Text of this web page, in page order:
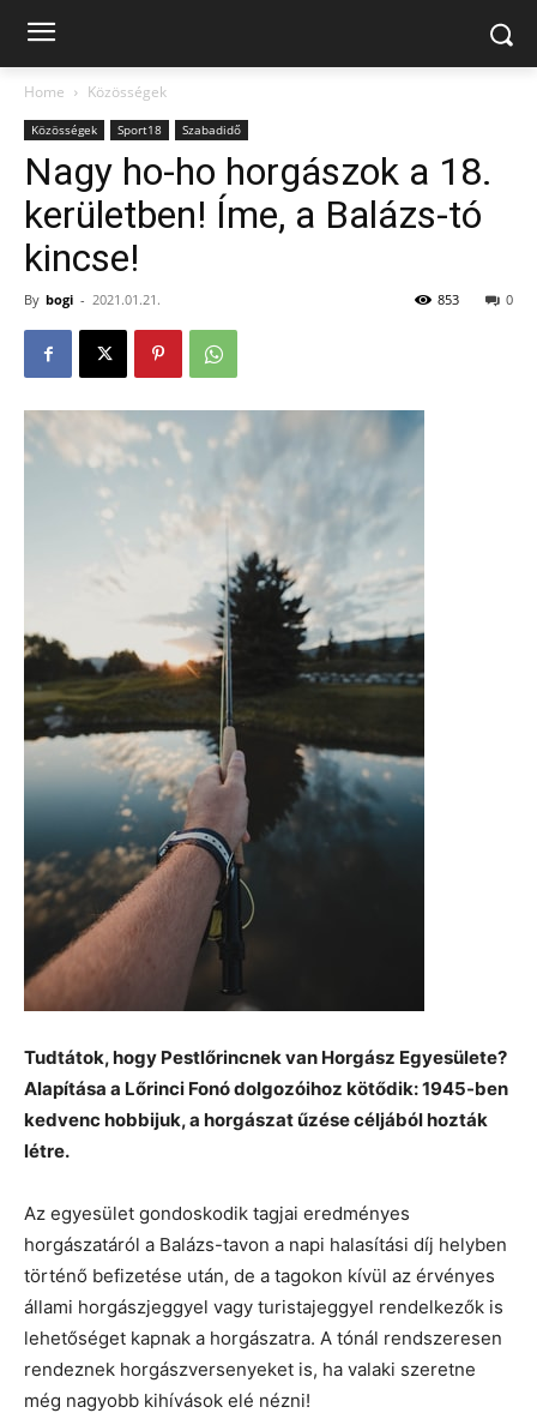
Home Közösségek
Közösségek Sport18 Szabadidő
Nagy ho-ho horgászok a 18.
kerületben! Íme, a Balázs-tó
kincse!
By bogi - 2021.01.21. 0
853
Tudtátok, hogy Pestlőrincnek van Horgász Egyesülete?
Alapítása a Lőrinci Fonó dolgozóihoz kötődik: 1945-ben
kedvenc hobbijuk, a horgászat űzése céljából hozták
létre.
Az egyesület gondoskodik tagjai eredményes
horgászatáról a Balázs-tavon a napi halasítási díj helyben
történő befizetése után, de a tagokon kívül az érvényes
állami horgászjeggyel vagy turistajeggyel rendelkezők is
lehetőséget kapnak a horgászatra. A tónál rendszeresen
rendeznek horgászversenyeket is, ha valaki szeretne
még nagyobb kihívások elé nézni!